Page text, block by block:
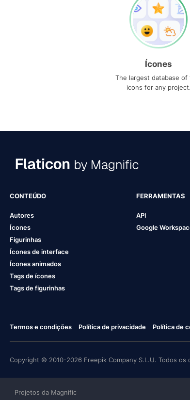
Ícones
The largest database of
icons for any project.
CONTEÚDO
Autores
Ícones
Figurinhas
Ícones de interface
Ícones animados
Tags de ícones
Tags de figurinhas
FERRAMENTAS
API
Google
Termos e condições Política de privacidade Política de
Copyright © 2010-2026 Freepik Company S.L.U. Todos os
Projetos da Magnific